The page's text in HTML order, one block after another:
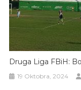
Druga Liga FBiH:
19 Oktobra, 2024